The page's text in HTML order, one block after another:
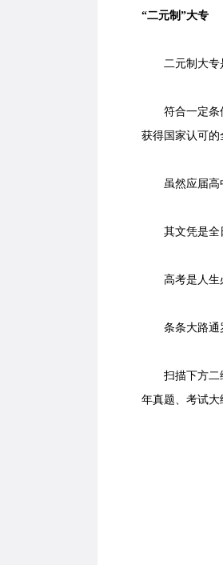
“二元制”大专
二元制大专是
符合一定条件
获得国家认可的
虽然应届高中
其文凭是全日
高考是人生必
条条大路通罗
扫描下方二维
年真题、考试大